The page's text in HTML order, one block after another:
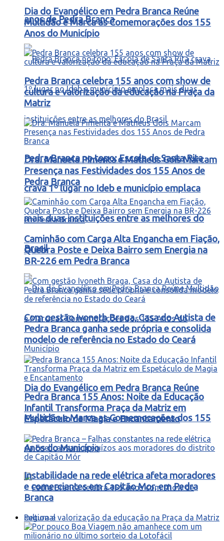
anos de Pedra Branca
Pedra Branca no topo: Escola de Santa Rita
crava 1º lugar no Ideb e município emplaca
mais duas instituições entre as melhores do
Brasil
Dia do Evangélico em Pedra Branca Reúne
Multidão e Marca as Comemorações dos 155
Anos do Município
Dia do Evangélico em Pedra Branca Reúne
Multidão e Marca as Comemorações dos 155
Anos do Município
Pedra Branca celebra 155 anos com show de
cultura e valorização da educação na Praça da
Matriz
Dra. Manuela Pimenta e Matheus Gois Marcam
Presença nas Festividades dos 155 Anos de
Pedra Branca
Caminhão com Carga Alta Engancha em Fiação,
Quebra Poste e Deixa Bairro sem Energia na
BR-226 em Pedra Branca
Com gestão Ivoneth Braga, Casa do Autista de
Pedra Branca ganha sede própria e consolida
modelo de referência no Estado do Ceará
Pedra Branca 155 Anos: Noite da Educação
Infantil Transforma Praça da Matriz em
Espetáculo de Magia e Encantamento
Instabilidade na rede elétrica afeta moradores
e comerciantes em Capitão Mor, em Pedra
Branca
Regional